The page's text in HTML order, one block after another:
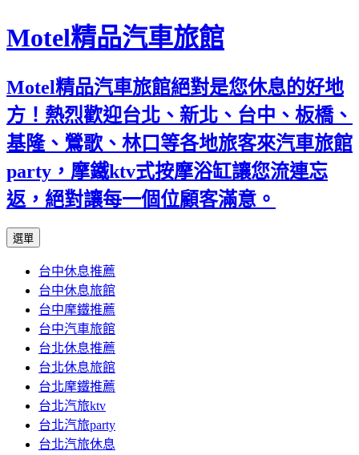
Motel精品汽車旅館
Motel精品汽車旅館絕對是您休息的好地
方！熱烈歡迎台北、新北、台中、板橋、
基隆、鶯歌、林口等各地旅客來汽車旅館
party，摩鐵ktv式按摩浴缸讓您流連忘
返，絕對讓每一個位顧客滿意。
選單
內
容
台中休息推薦
台中休息旅館
台中摩鐵推薦
台中汽車旅館
台北休息推薦
台北休息旅館
台北摩鐵推薦
台北汽旅ktv
台北汽旅party
台北汽旅休息